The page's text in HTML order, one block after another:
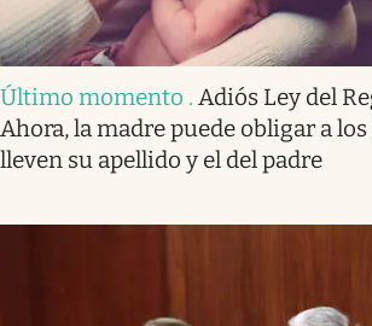
Último momento . Adiós Ley del
Ahora, la madre puede obligar a
lleven su apellido y el del padre